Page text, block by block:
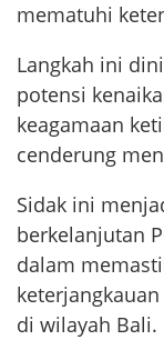
mematuhi
Langkah ini
potensi
keagamaan
cenderung
Sidak ini
berkelanjutan
dalam
di wilayah Bali.